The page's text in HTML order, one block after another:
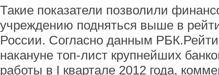
Такие показатели позволили
учреждению подняться выше в
России. Согласно данным
накануне топ-лист крупнейших
работы в I квартале 2012 года,